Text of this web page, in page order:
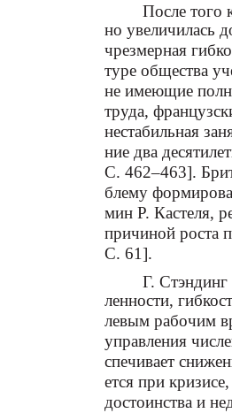
После того
но увеличилась
чрезмерная
туре общества
не имеющие
труда,
нестабильная
ние два
С. 462–463].
блему
мин Р. Кастеля,
причиной роста
С. 61].
Г. Стэндинг
ленности,
левым рабочим
управления
спечивает
ется при
достоинства и